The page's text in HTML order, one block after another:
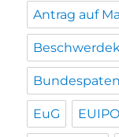
Antrag auf
EuG EUIPO